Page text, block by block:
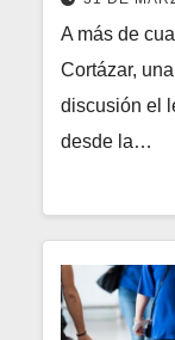
A más de
Cortázar,
discusión el
desde la…